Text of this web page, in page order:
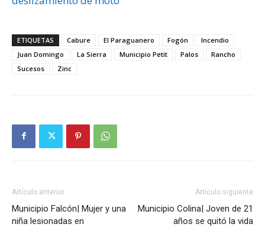
ETIQUETAS Cabure El Paraguanero Fogón
Incendio
Juan Domingo
La Sierra Municipio Petit Palos
Rancho
Sucesos
Zinc
Artículo anterior
Municipio Falcón| Mujer y una
niña lesionadas en
Artículo siguiente
Municipio Colina| Joven de 21
años se quitó la vida